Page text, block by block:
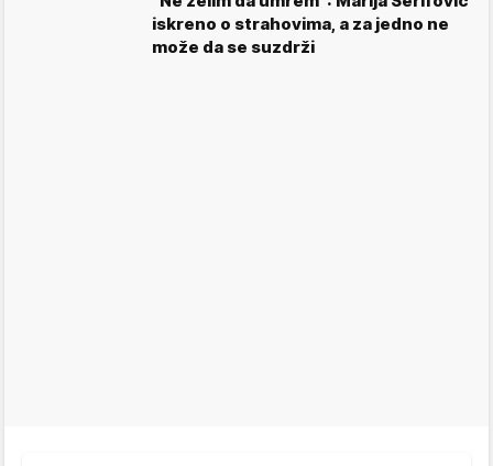
iskreno o strahovima, a za jedno ne
može da se suzdrži